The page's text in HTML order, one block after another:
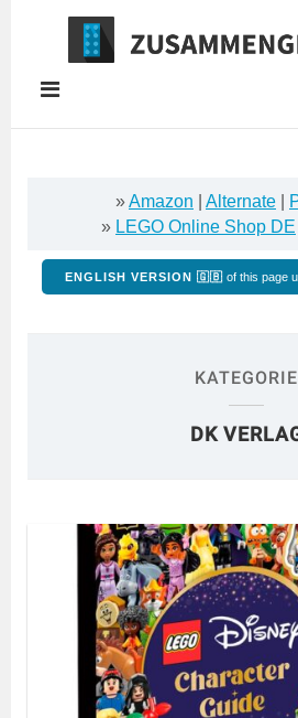
Springe
Inhalt
»Amazon Alternate
» LEGO Online Shop DE
ENGLISH VERSION 🇬🇧 of this page
KATEGORIE
DK